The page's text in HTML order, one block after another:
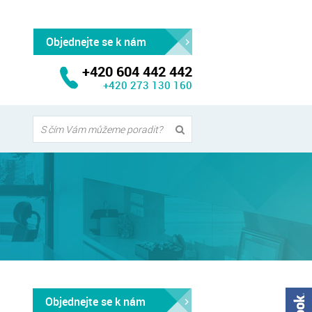
Objednejte se k nám
Objednejte se k nám
+420 604 442 442
+420 273 130 160